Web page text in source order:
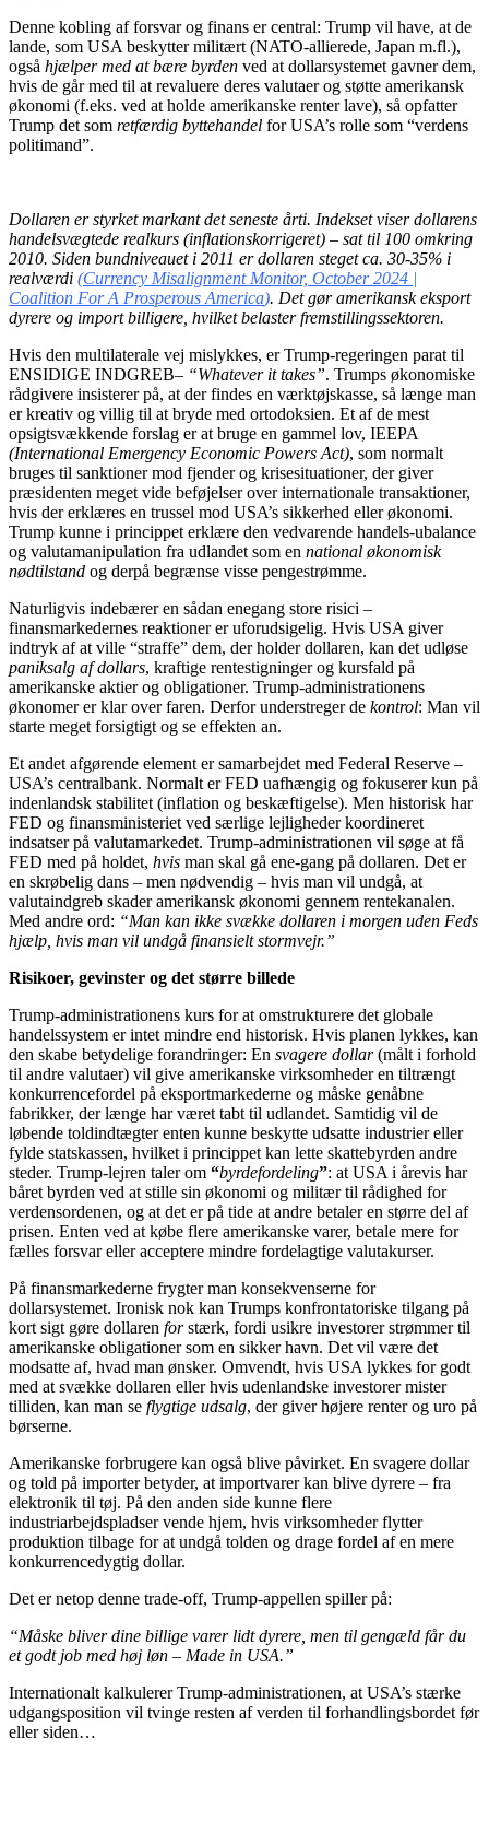
Denne kobling af forsvar og finans er central: Trump vil have, at de
lande, som USA beskytter militært (NATO-allierede, Japan m.fl.),
også hjælper med at bære byrden ved at dollarsystemet gavner dem,
hvis de går med til at revaluere deres valutaer og støtte amerikansk
økonomi (f.eks. ved at holde amerikanske renter lave), så opfatter
Trump det som retfærdig byttehandel for USA’s rolle som “verdens
politimand”.
Dollaren er styrket markant det seneste årti. Indekset viser dollarens
handelsvægtede realkurs (inflationskorrigeret) – sat til 100 omkring
2010. Siden bundniveauet i 2011 er dollaren steget ca. 30-35% i
realværdi (Currency Misalignment Monitor, October 2024 |
Coalition For A Prosperous America). Det gør amerikansk eksport
dyrere og import billigere, hvilket belaster fremstillingssektoren.
Hvis den multilaterale vej mislykkes, er Trump-regeringen parat til
ENSIDIGE INDGREB– “Whatever it takes”. Trumps økonomiske
rådgivere insisterer på, at der findes en værktøjskasse, så længe man
er kreativ og villig til at bryde med ortodoksien. Et af de mest
opsigtsvækkende forslag er at bruge en gammel lov, IEEPA
(International Emergency Economic Powers Act), som normalt
bruges til sanktioner mod fjender og krisesituationer, der giver
præsidenten meget vide beføjelser over internationale transaktioner,
hvis der erklæres en trussel mod USA’s sikkerhed eller økonomi.
Trump kunne i princippet erklære den vedvarende handels-ubalance
og valutamanipulation fra udlandet som en national økonomisk
nødtilstand og derpå begrænse visse pengestrømme.
Naturligvis indebærer en sådan enegang store risici –
finansmarkedernes reaktioner er uforudsigelig. Hvis USA giver
indtryk af at ville “straffe” dem, der holder dollaren, kan det udløse
paniksalg af dollars, kraftige rentestigninger og kursfald på
amerikanske aktier og obligationer. Trump-administrationens
økonomer er klar over faren. Derfor understreger de kontrol: Man vil
starte meget forsigtigt og se effekten an.
Et andet afgørende element er samarbejdet med Federal Reserve –
USA’s centralbank. Normalt er FED uafhængig og fokuserer kun på
indenlandsk stabilitet (inflation og beskæftigelse). Men historisk har
FED og finansministeriet ved særlige lejligheder koordineret
indsatser på valutamarkedet. Trump-administrationen vil søge at få
FED med på holdet, hvis man skal gå ene-gang på dollaren. Det er
en skrøbelig dans – men nødvendig – hvis man vil undgå, at
valutaindgreb skader amerikansk økonomi gennem rentekanalen.
Med andre ord: “Man kan ikke svække dollaren i morgen uden Feds
hjælp, hvis man vil undgå finansielt stormvejr.”
Risikoer, gevinster og det større billede
Trump-administrationens kurs for at omstrukturere det globale
handelssystem er intet mindre end historisk. Hvis planen lykkes, kan
den skabe betydelige forandringer: En svagere dollar(målt i forhold
til andre valutaer) vil give amerikanske virksomheder en tiltrængt
konkurrencefordel på eksportmarkederne og måske genåbne
fabrikker, der længe har været tabt til udlandet. Samtidig vil de
løbende toldindtægter enten kunne beskytte udsatte industrier eller
fylde statskassen, hvilket i princippet kan lette skattebyrden andre
steder. Trump-lejren taler om “byrdefordeling”: at USA i årevis har
båret byrden ved at stille sin økonomi og militær til rådighed for
verdensordenen, og at det er på tide at andre betaler en større del af
prisen. Enten ved at købe flere amerikanske varer, betale mere for
fælles forsvar eller acceptere mindre fordelagtige valutakurser.
På finansmarkederne frygter man konsekvenserne for
dollarsystemet. Ironisk nok kan Trumps konfrontatoriske tilgang på
kort sigt gøre dollaren forstærk, fordi usikre investorer strømmer til
amerikanske obligationer som en sikker havn. Det vil være det
modsatte af, hvad man ønsker. Omvendt, hvis USA lykkes for godt
med at svække dollaren eller hvis udenlandske investorer mister
tilliden, kan man se flygtige udsalg, der giver højere renter og uro på
børserne.
Amerikanske forbrugere kan også blive påvirket. En svagere dollar
og told på importer betyder, at importvarer kan blive dyrere – fra
elektronik til tøj. På den anden side kunne flere
industriarbejdspladser vende hjem, hvis virksomheder flytter
produktion tilbage for at undgå tolden og drage fordel af en mere
konkurrencedygtig dollar.
Det er netop denne trade-off, Trump-appellen spiller på:
“Måske bliver dine billige varer lidt dyrere, men til gengæld får du
et godt job med høj løn – Made in USA.”
Internationalt kalkulerer Trump-administrationen, at USA’s stærke
udgangsposition vil tvinge resten af verden til forhandlingsbordet før
eller siden…